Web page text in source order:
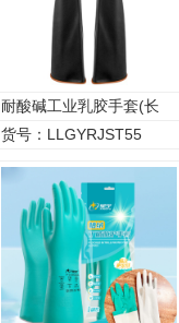
耐酸碱工业乳胶手套(长
袖)
货号：LLGYRJST55